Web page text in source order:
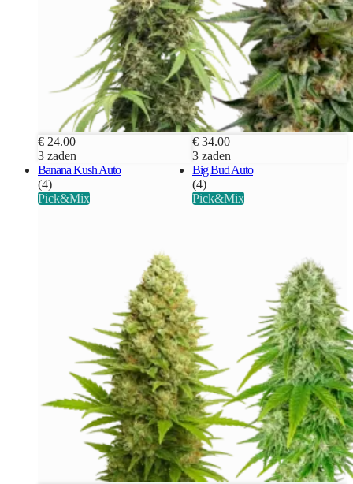
€ 24.00
3 zaden
€ 34.00
3 zaden
Banana Kush Auto
(4)
Pick&Mix
Big Bud Auto
(4)
Pick&Mix